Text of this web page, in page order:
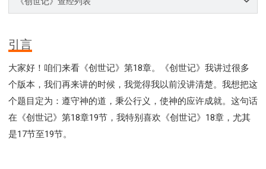
61 彼得后书
62 约翰一书
神的愤怒系列
管理系列
信仰根基系列 命定系列
建立荣耀教会
赶鬼系列
认识魔鬼的诡计
神所喜悦的人
彰显神愤怒的器皿
引言
大家好！咱们来看《创世记》第18章。《创世记》我讲过很多
个版本，我们再来讲的时候，我觉得我以前没讲清楚。我想把这
个题目定为：遵守神的道，秉公行义，使神的应许成就。这句话
在《创世记》第18章19节，我特别喜欢《创世记》18章，尤其
是17节至19节。